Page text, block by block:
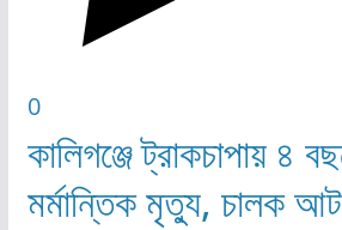
0
কালিগঞ্জে ট্রাকচাপায় ৪
মর্মান্তিক মৃত্যু, চালক